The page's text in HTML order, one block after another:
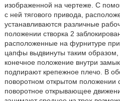
изображенной на чертеже. С
с ней тягового привода,
устанавливаются различные
положении створка 2
расположенные на фурнитуре
цапфы выдвинуты таким
конечное положение внутри
подпирают крепежное плечо. В
поворотном открытом положении
поворотное открывающее